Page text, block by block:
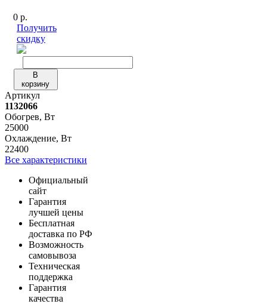
0 р.
Получить
скидку
В
корзину
Артикул
1132066
Обогрев, Вт
25000
Охлаждение, Вт
22400
Все характеристики
Официальный
сайт
Гарантия
лучшей цены
Бесплатная
доставка по РФ
Возможность
самовывоза
Техническая
поддержка
Гарантия
качества